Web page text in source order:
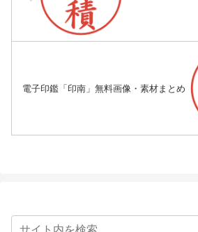
電子印鑑「印南」無料画像・素材まとめ